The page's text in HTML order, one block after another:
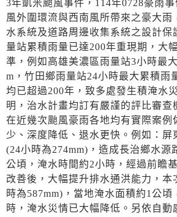
3年凱米颱風事件，114年0728豪雨
風外圍環流與西南風所帶來之豪大雨
水系統及道路周邊收集系統之設計保
量站累積雨量已達200年重現期，大
準，例如高雄美濃區雨量站3小時最
m，竹田鄉雨量站24小時最大累積雨
均已超過200年，致多處發生積淹
明，治水計畫均訂有嚴謹的評比審查
在近幾次颱風豪雨各地均有實際案例
少、深度降低、退水更快。例如：屏
(24小時為274mm)，造成長治鄉水源
公頃，淹水時間約2小時，經過前瞻
改善後，大幅提升排水通洪能力，本
時為587mm)，當地淹水面積約1公頃
時，淹水災情已大幅降低。另依自動